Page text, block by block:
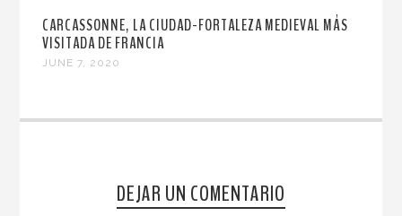
CARCASSONNE, LA CIUDAD-FORTALEZA MEDIEVAL MÁS
VISITADA DE FRANCIA
JUNE 7, 2020
DEJAR UN COMENTARIO